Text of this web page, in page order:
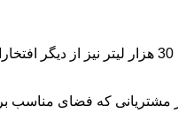
تولید مخازن پلی اتیلن مکعبی تا
مشتریانی که فضای مناسب